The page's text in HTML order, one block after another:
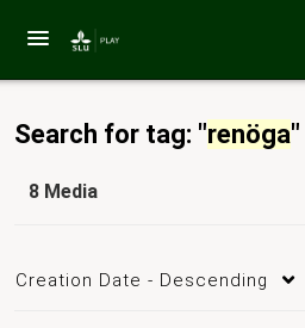
Search for tag: "renöga"
8 Media
Creation Date - Descending